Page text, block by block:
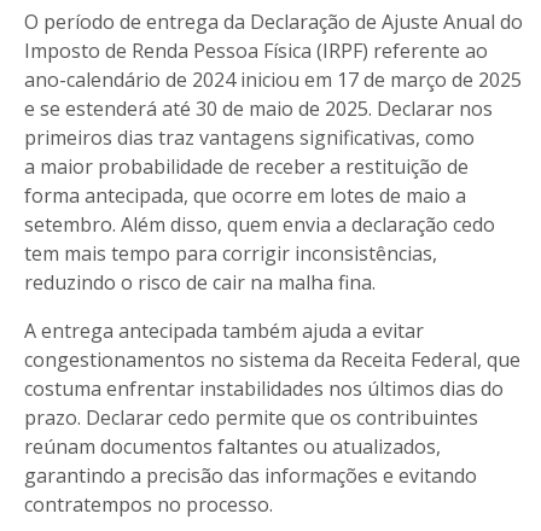
O período de entrega da Declaração de Ajuste Anual do
Imposto de Renda Pessoa Física (IRPF) referente ao
ano-calendário de 2024 iniciou em 17 de março de 2025
e se estenderá até 30 de maio de 2025. Declarar nos
primeiros dias traz vantagens significativas, como
a maior probabilidade de receber a restituição de
forma antecipada, que ocorre em lotes de maio a
setembro. Além disso, quem envia a declaração cedo
tem mais tempo para corrigir inconsistências,
reduzindo o risco de cair na malha fina.
A entrega antecipada também ajuda a evitar
congestionamentos no sistema da Receita Federal, que
costuma enfrentar instabilidades nos últimos dias do
prazo. Declarar cedo permite que os contribuintes
reúnam documentos faltantes ou atualizados,
garantindo a precisão das informações e evitando
contratempos no processo.